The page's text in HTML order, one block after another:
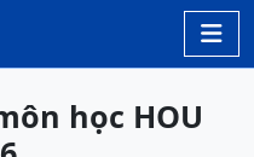

học HOU